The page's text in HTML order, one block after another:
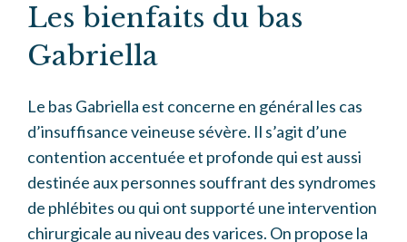
Les bienfaits du bas
Gabriella
Le bas Gabriella est concerne en général les cas
d’insuffisance veineuse sévère. Il s’agit d’une
contention accentuée et profonde qui est aussi
destinée aux personnes souffrant des syndromes
de phlébites ou qui ont supporté une intervention
chirurgicale au niveau des varices. On propose la